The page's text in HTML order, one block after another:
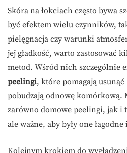
Skóra na łokciach często bywa
być efektem wielu czynników,
pielęgnacja czy warunki
jej gładkość, warto zastosować
metod. Wśród nich szczególnie
peelingi, które pomagają
pobudzają odnowę komórkową.
zarówno domowe peelingi, jak i
ale ważne, aby były one
Kolejnym krokiem do